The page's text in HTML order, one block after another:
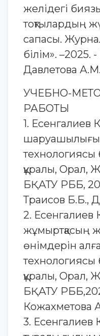
желідегі
тоқтылардың
сапасы.
білім». –2025.
Давлетова
УЧЕБНО-
РАБОТЫ
1. Есенгалиев
шаруашылығы
технологиясы
құралы, Орал,
БҚАТУ РББ,
Траисов Б.Б.,
2. Есенгалиев
жұмыртқасың
өнімдерін
технологиясы
құралы, Орал,
БҚАТУ
Кожахметова
3. Есенгалиев